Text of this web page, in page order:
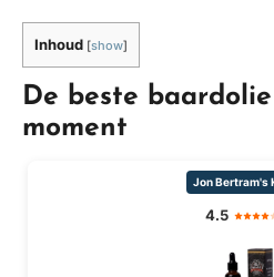
Inhoud [show]
De beste
moment
Jon Bertram's
4.5